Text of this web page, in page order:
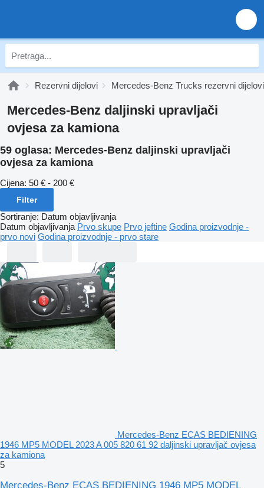
Rezervni dijelovi Mercedes-Benz Trucks rezervni dijelovi
Mercedes-Benz daljinski upravljači
ovjesa za kamiona
59 oglasa: Mercedes-Benz daljinski upravljači
ovjesa za kamiona
Cijena: 50 € - 200 €
Filter
Sortiranje: Datum objavljivanja
Datum objavljivanja Prvo skupe Prvo jeftine Godina proizvodnje -
prvo novi Godina proizvodnje - prvo stare
Mercedes-Benz ECAS BEDIENING
1946 MP5 MODEL 2023 A 005 820 61 92 daljinski upravljač ovjesa
za kamiona
5
Mercedes-Benz ECAS BEDIENING 1946 MP5 MODEL